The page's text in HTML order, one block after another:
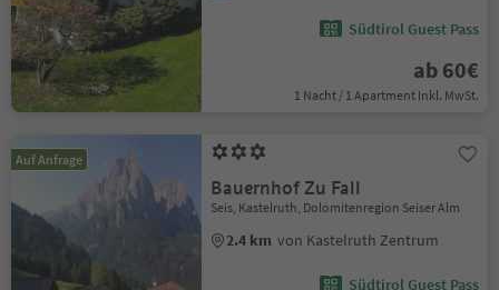
Südtirol Guest Pass
ab 60€
1 Nacht / 1 Apartment Inkl. MwSt.
Auf Anfrage
Bauernhof Zu Fall
Seis, Kastelruth, Dolomitenregion Seiser Alm
2.4 km von Kastelruth Zentrum
Südtirol Guest Pass